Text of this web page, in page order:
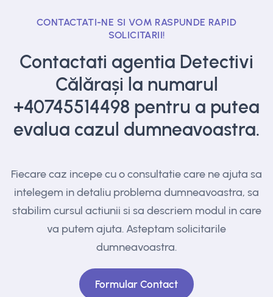
CONTACTATI-NE SI VOM RASPUNDE RAPID
SOLICITARII!
Contactati agentia Detectivi
Călărași la numarul
+40745514498 pentru a putea
evalua cazul dumneavoastra.
Fiecare caz incepe cu o consultatie care ne ajuta sa
intelegem in detaliu problema dumneavoastra, sa
stabilim cursul actiunii si sa descriem modul in care
va putem ajuta. Asteptam solicitarile
dumneavoastra.
Formular Contact